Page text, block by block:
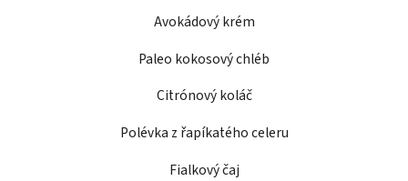
Avokádový krém
Paleo kokosový chléb
Citrónový koláč
Polévka z řapíkatého celeru
Fialkový čaj